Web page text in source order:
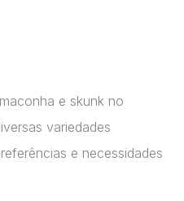
e skunk no
variedades
e necessidades